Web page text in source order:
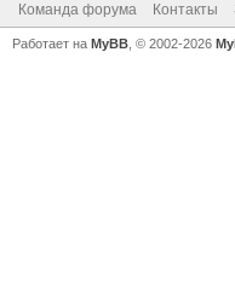
Команда форума Контакты
Работает на MyBB , © 2002-2026